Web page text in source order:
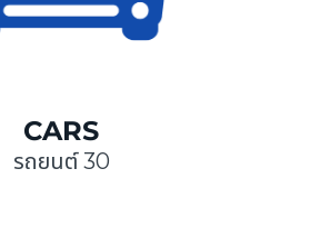
CARS
รถยนต์ 30